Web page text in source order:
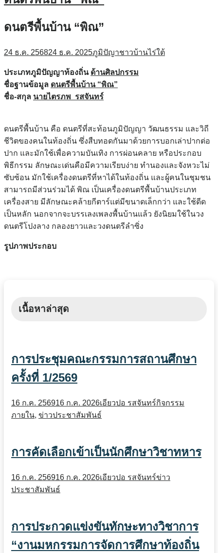
ดนตรีพื้นบ้าน “พิณ”
24 ธ.ค. 256824 ธ.ค. 2025ภูมิปัญาชาวบ้านไร่ใต้
ประเภทภูมิปัญญาท้องถิ่น ด้านศิลปกรรม
ชื่อฐานข้อมูล ดนตรีพื้นบ้าน “พิณ”
ชื่อ-สกุล นายไตรภพ รสจันทร์
ดนตรีพื้นบ้าน คือ ดนตรีที่สะท้อนภูมิปัญญา วัฒนธรรม และวิถี
ชีวิตของคนในท้องถิ่น ซึ่งสืบทอดกันมาด้วยการบอกเล่าปากต่อ
ปาก และมักใช้เพื่อความบันเทิง การผ่อนคลาย หรือประกอบ
พิธีกรรม ลักษณะเด่นคือมีความเรียบง่าย ทำนองและจังหวะไม่
ซับซ้อน มักใช้เครื่องดนตรีที่หาได้ในท้องถิ่น และผู้คนในชุมชน
สามารถมีส่วนร่วมได้ พิณ เป็นเครื่องดนตรีพื้นบ้านประเภท
เครื่องสาย มีลักษณะคล้ายกีตาร์แต่มีขนาดเล็กกว่า และใช้ดีด
เป็นหลัก นอกจากจะบรรเลงเพลงพื้นบ้านแล้ว ยังนิยมใช้ในวง
ดนตรีโปงลาง กลองยาวและวงดนตรีลำซิ่ง
รูปภาพประกอบ
เนื้อหาล่าสุด
การประชุมคณะกรรมการสถานศึกษา
ครั้งที่ 1/2569
16 ก.ค. 256916 ก.ค. 2026เอียวปอ รสจันทร์กิจกรรม
ภายใน, ข่าวประชาสัมพันธ์
การคัดเลือกเข้าเป็นนักศึกษาวิชาทหาร
16 ก.ค. 256916 ก.ค. 2026เอียวปอ รสจันทร์ข่าว
ประชาสัมพันธ์
การประกวดแข่งขันทักษะทางวิชาการ
“งานมหกรรมการจัดการศึกษาท้องถิ่น